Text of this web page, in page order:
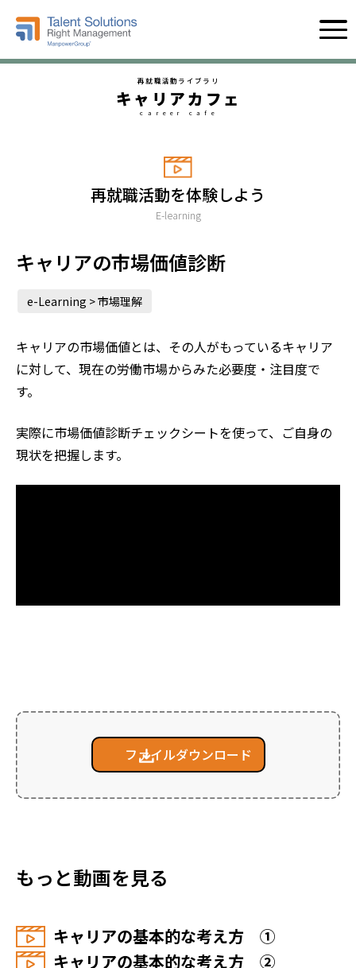
再就職活動ライブラリ
キャリアカフェ
career cafe
再就職活動を体験しよう
E-learning
キャリアの市場価値診断
e-Learning > 市場理解
キャリアの市場価値とは、その人がもっているキャリア
に対して、現在の労働市場からみた必要度・注目度で
す。
実際に市場価値診断チェックシートを使って、ご自身の
現状を把握します。
ファイルダウンロード
もっと動画を見る
キャリアの基本的な考え方 ①
キャリアの基本的な考え方 ②